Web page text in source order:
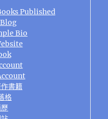
Published
Bio
書籍
格